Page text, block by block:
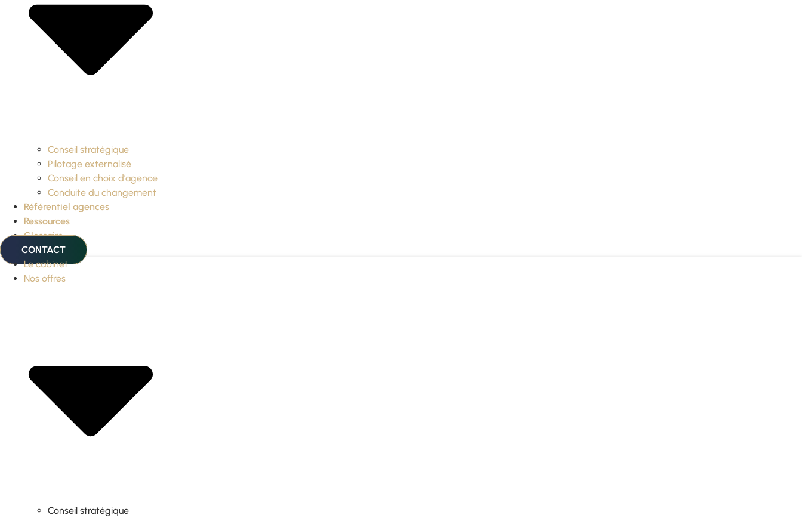
Conseil stratégique
Pilotage externalisé
Conseil en choix d’agence
Conduite du changement
Référentiel agences
Ressources
Glossaire
CONTACT
Le cabinet
Nos offres
Conseil stratégique